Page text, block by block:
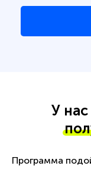
У
Программа